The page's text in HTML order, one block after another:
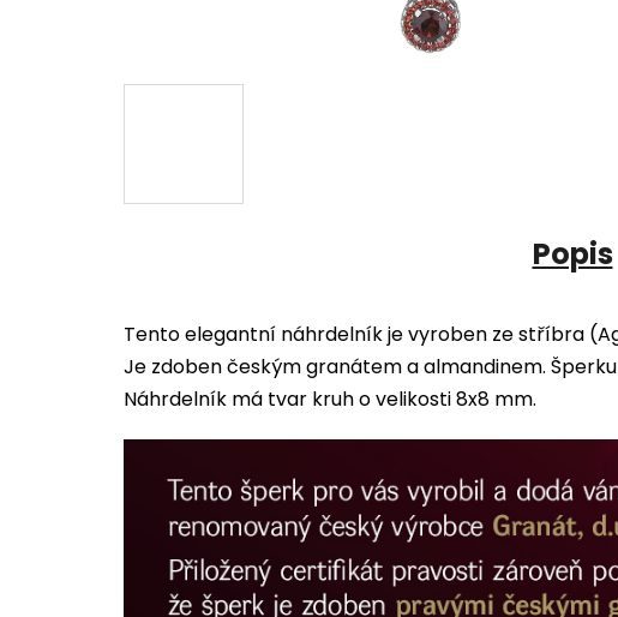
Popis
Tento elegantní náhrdelník je vyroben ze stříbra
Je zdoben českým granátem a almandinem.
Náhrdelník má tvar kruh o velikosti 8x8 mm.